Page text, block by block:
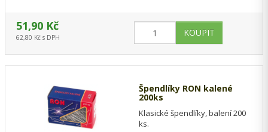
51,90 Kč
62,80 Kč s DPH
Špendlíky RON kalené
200ks
Klasické špendlíky, balení 200
ks.